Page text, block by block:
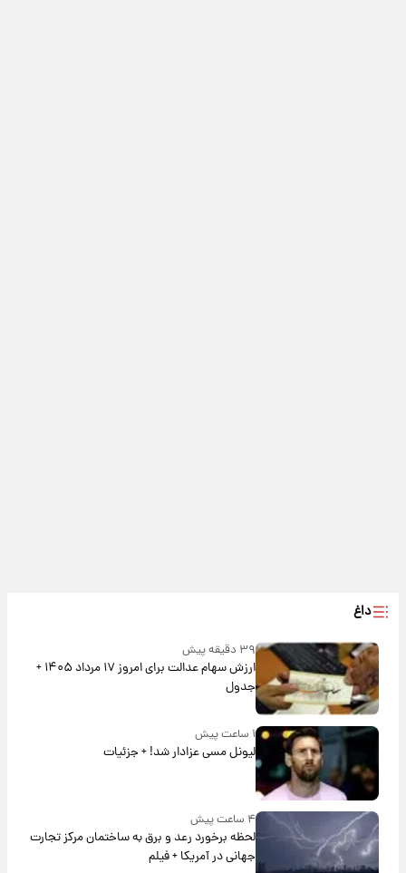
داغ
۳۹ دقیقه پیش
ارزش سهام عدالت برای امروز ۱۷ مرداد ۱۴۰۵ +
جدول
۱ ساعت پیش
لیونل مسی عزادار شد! + جزئیات
۴ ساعت پیش
لحظه برخورد رعد و برق به ساختمان مرکز تجارت
جهانی در آمریکا + فیلم